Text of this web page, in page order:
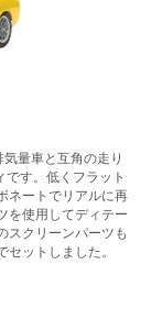
量車と互角の走り
す。低くフラット
ネートでリアルに再
を使用してディテー
スクリーンパーツも
ットしました。